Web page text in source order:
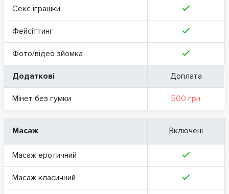
Секс іграшки
Фейсіттинг
Фото/відео зйомка
Додаткові Доплата
Мінет без гумки 500 грн.
Масаж Включені
Масаж еротичний
Масаж класичний